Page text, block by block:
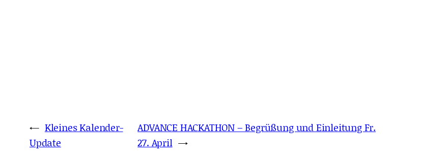
← Kleines Kalender-
Update
ADVANCE HACKATHON – Begrüßung und Einleitung Fr.
27. April →